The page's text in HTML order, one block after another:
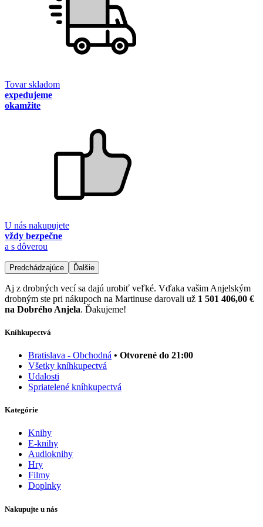
Tovar skladom
expedujeme
okamžite
U nás nakupujete
vždy bezpečne
a s dôverou
Predchádzajúce Ďalšie
Aj z drobných vecí sa dajú urobiť veľké. Vďaka vašim Anjelským
drobným ste pri nákupoch na Martinuse darovali už 1 501 406,00 €
na Dobrého Anjela. Ďakujeme!
Kníhkupectvá
Bratislava - Obchodná • Otvorené do 21:00
Všetky kníhkupectvá
Udalosti
Spriatelené kníhkupectvá
Kategórie
Knihy
E-knihy
Audioknihy
Hry
Filmy
Doplnky
Nakupujte u nás